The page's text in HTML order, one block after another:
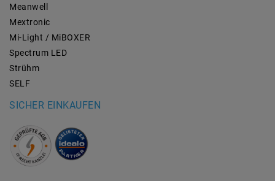
Meanwell
Mextronic
Mi-Light / MiBOXER
Spectrum LED
Strühm
SELF
SICHER EINKAUFEN